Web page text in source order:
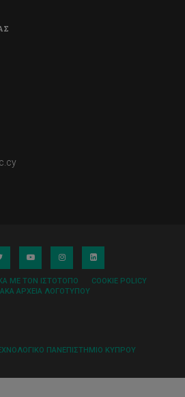
ΜΕ ΤΟΝ ΙΣΤΌΤΟΠΟ
COOKIE POLICY
ΑΡΧΕΊΑ ΛΟΓΌΤΥΠΟΥ
ΠΑΝΕΠΙΣΤΗΜΙΟ ΚΥΠΡΟΥ